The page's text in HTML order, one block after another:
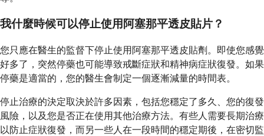
我什麼時候可以停止使用阿塞那平透皮貼片？
您只應在醫生的監督下停止使用阿塞那平透皮貼劑。即使您感覺
好多了，突然停藥也可能導致戒斷症狀和精神病症狀復發。如果
停藥是適當的，您的醫生會制定一個逐漸減量的時間表。
停止治療的決定取決於許多因素，包括您穩定了多久、您的復發
風險，以及您是否正在使用其他治療方法。有些人需要長期治療
以防止症狀復發，而另一些人在一段時間的穩定期後，在密切監